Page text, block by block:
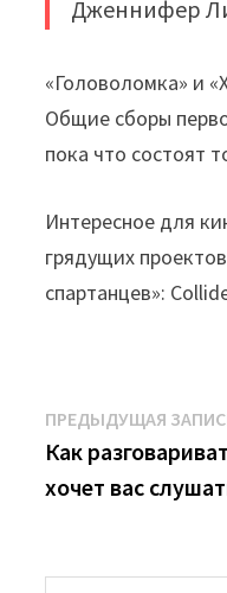
Дженнифер
«Головоломка» и
Общие сборы
пока что состоят
Интересное для
грядущих
спартанцев»:
Навигация
по
записям
ПРЕДЫДУЩАЯ
Как
хочет вас